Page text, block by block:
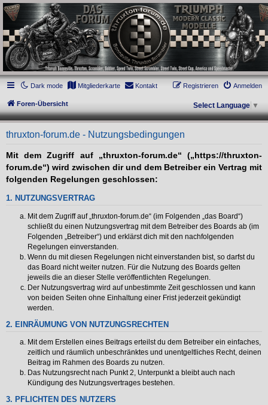
thruxton-forum.de
DAS FORUM! Alles rund um die Triumph Modern Classic Modelle. Das Forum für
die New Bonneville Baureihen ab BJ 2001. Triumph Bonneville, Thruxton,
Scrambler, Bobber, Speed Twin, Street Scrambler, Street Twin, Street Cup, America
und Speedmaster.
Dark mode
Mitgliederkarte Kontakt Anmelden
Registrieren
Foren-Übersicht Select Language ▼
thruxton-forum.de - Nutzungsbedingungen
Mit dem Zugriff auf „thruxton-forum.de“ („https://thruxton-
forum.de“) wird zwischen dir und dem Betreiber ein Vertrag mit
folgenden Regelungen geschlossen:
1. NUTZUNGSVERTRAG
Mit dem Zugriff auf „thruxton-forum.de“ (im Folgenden „das Board“)
schließt du einen Nutzungsvertrag mit dem Betreiber des Boards ab (im
Folgenden „Betreiber“) und erklärst dich mit den nachfolgenden
Regelungen einverstanden.
Wenn du mit diesen Regelungen nicht einverstanden bist, so darfst du
das Board nicht weiter nutzen. Für die Nutzung des Boards gelten
jeweils die an dieser Stelle veröffentlichten Regelungen.
Der Nutzungsvertrag wird auf unbestimmte Zeit geschlossen und kann
von beiden Seiten ohne Einhaltung einer Frist jederzeit gekündigt
werden.
2. EINRÄUMUNG VON NUTZUNGSRECHTEN
Mit dem Erstellen eines Beitrags erteilst du dem Betreiber ein einfaches,
zeitlich und räumlich unbeschränktes und unentgeltliches Recht, deinen
Beitrag im Rahmen des Boards zu nutzen.
Das Nutzungsrecht nach Punkt 2, Unterpunkt a bleibt auch nach
Kündigung des Nutzungsvertrages bestehen.
3. PFLICHTEN DES NUTZERS